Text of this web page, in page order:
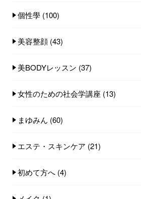
個性學 (100)
美容整顔 (43)
美BODYレッスン (37)
女性のための社会学講座 (13)
まゆみん (60)
エステ・スキンケア (21)
初めて方へ (4)